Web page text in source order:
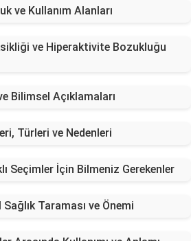
ve Kullanım Alanları
ve Hiperaktivite Bozukluğu
Bilimsel Açıklamaları
Türleri ve Nedenleri
Seçimler İçin Bilmeniz Gerekenler
Taraması ve Önemi